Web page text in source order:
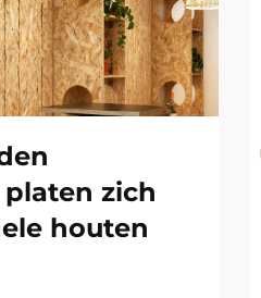
zich
houten